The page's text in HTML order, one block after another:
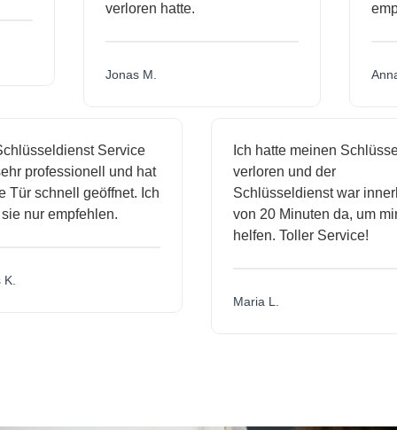
verloren hatte.
Jonas M.
Service
professionell und hat
schnell geöffnet. Ich
nur empfehlen.
Ich hatte meinen Schlüssel
verloren und der
Schlüsseldienst war
von 20 Minuten da, um mir
helfen. Toller Service!
Maria L.